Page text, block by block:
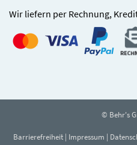
Wir liefern per Rechnung,
© Behr's
Barrierefreiheit | Impressum |